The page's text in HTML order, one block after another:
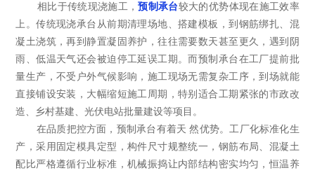
相比于传统现浇施工，预制承台较大的优势体现在施工效率
上。传统现浇承台从前期清理场地、搭建模板，到钢筋绑扎、混
凝土浇筑，再到静置凝固养护，往往需要数天甚至更久，遇到阴
雨、低温天气还会被迫停工延误工期。而预制承台在工厂提前批
量生产，不受户外气候影响，施工现场无需复杂工序，到场就能
直接铺设安装，大幅缩短施工周期，特别适合工期紧张的市政改
造、乡村基建、光伏电站批量建设等项目。
在品质把控方面，预制承台有着天 然优势。工厂化标准化生
产，采用固定模具定型，构件尺寸规整统一，钢筋布局、混凝土
配比严格遵循行业标准，机械振捣让内部结构密实均匀，恒温养